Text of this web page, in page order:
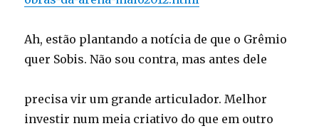
Ah, estão plantando a notícia de que o Grêmio
quer Sobis. Não sou contra, mas antes dele
precisa vir um grande articulador. Melhor
investir num meia criativo do que em outro